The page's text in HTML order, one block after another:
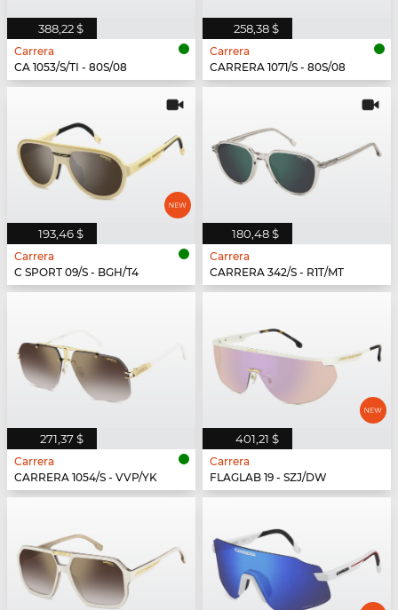
388,22 $
Carrera
CA 1053/S/TI - 80S/08
258,38 $
Carrera
CARRERA 1071/S - 80S/08
193,46 $
Carrera
C SPORT 09/S - BGH/T4
180,48 $
Carrera
CARRERA 342/S - R1T/MT
271,37 $
Carrera
CARRERA 1054/S - VVP/YK
401,21 $
Carrera
FLAGLAB 19 - SZJ/DW